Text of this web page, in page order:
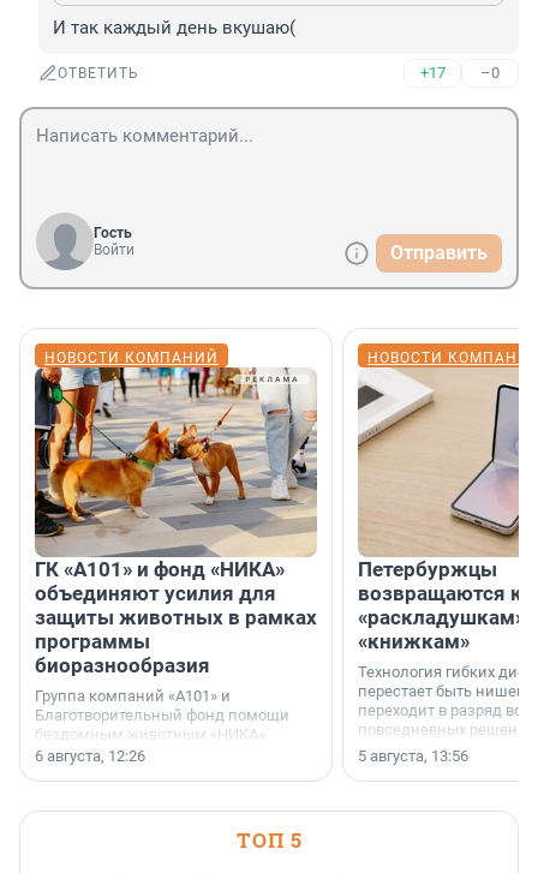
И так каждый день вкушаю(
ОТВЕТИТЬ +17 –0
Гость
Войти
Отправить
НОВОСТИ КОМПАНИЙ
ГК «А101» и фонд «НИКА»
объединяют усилия для
защиты животных в рамках
программы
биоразнообразия
Группа компаний «А101» и
Благотворительный фонд помощи
бездомным животным «НИКА»
заключили соглашение о
6 августа, 12:26
НОВОСТИ
Петербуржцы
возвращаются к
«раскладушкам»
«книжкам»
Технология гибких
перестает быть
переходит в разряд
повседневных
5 августа, 13:56
ТОП 5